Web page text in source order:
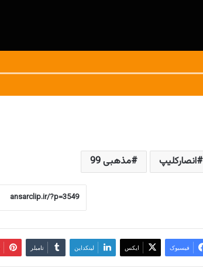
انصارکلیپ مذهبی 99
فیسبوک ایکس لینکداین تامبلر